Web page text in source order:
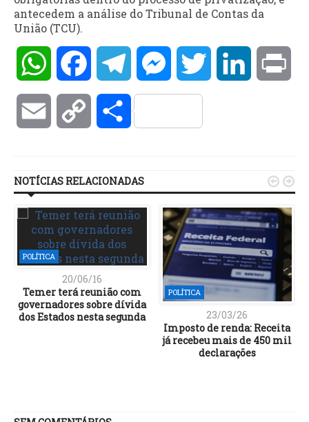
antecedem a análise do Tribunal de Contas da
União (TCU).
WhatsAppFacebookTelegramMessengerTwitter LinkedIn
Email Copy Compartilhar
NOTÍCIAS RELACIONADAS
POLÍTICA
20/06/16
Temer terá reunião com
governadores sobre dívida
dos Estados nesta segunda
POLÍTICA
23/03/26
Imposto de renda: Receita
já recebeu mais de 450 mil
declarações
 